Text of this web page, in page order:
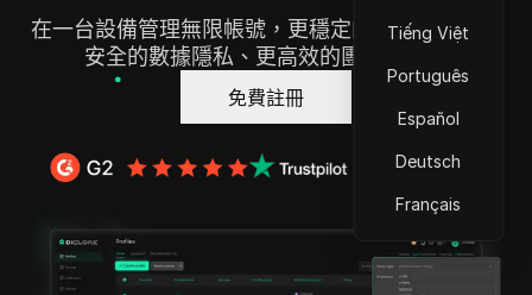
Tiếng Việt
Português
Español
Deutsch
Français
在一台設備管理無限帳號，更穩定的指紋保護、更
安全的數據隱私、更高效的團隊協作。
免費註冊